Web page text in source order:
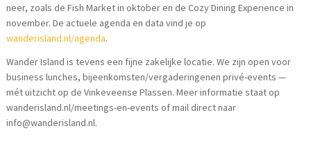
neer, zoals de Fish Market in oktober en de Cozy Dining Experience in
november. De actuele agenda en data vind je op
wanderisland.nl/agenda.
Wander Island is tevens een fijne zakelijke locatie. We zijn open voor
business lunches, bijeenkomsten/vergaderingenen privé-events —
mét uitzicht op de Vinkeveense Plassen. Meer informatie staat op
wanderisland.nl/meetings-en-events of mail direct naar
info@wanderisland.nl.